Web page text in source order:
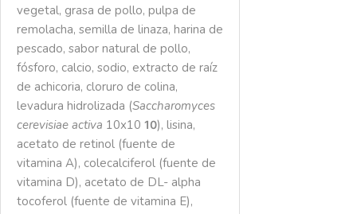
vegetal, grasa de pollo, pulpa de
remolacha, semilla de linaza, harina de
pescado, sabor natural de pollo,
fósforo, calcio, sodio, extracto de raíz
de achicoria, cloruro de colina,
levadura hidrolizada (Saccharomyces
cerevisiae activa 10x10 10), lisina,
acetato de retinol (fuente de
vitamina A), colecalciferol (fuente de
vitamina D), acetato de DL- alpha
tocoferol (fuente de vitamina E),